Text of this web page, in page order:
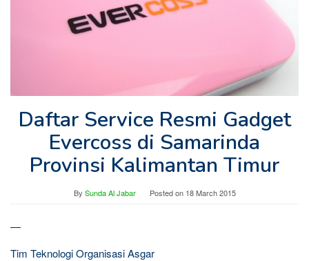
Daftar Service Resmi Gadget
Evercoss di Samarinda
Provinsi Kalimantan Timur
By Sunda Al Jabar Posted on 18 March 2015
—
Tim Teknologi Organisasi Asgar